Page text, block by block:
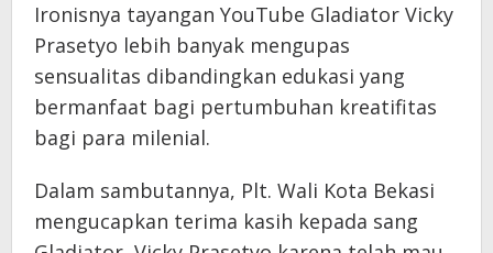
Ironisnya tayangan YouTube Gladiator Vicky
Prasetyo lebih banyak mengupas
sensualitas dibandingkan edukasi yang
bermanfaat bagi pertumbuhan kreatifitas
bagi para milenial.
Dalam sambutannya, Plt. Wali Kota Bekasi
mengucapkan terima kasih kepada sang